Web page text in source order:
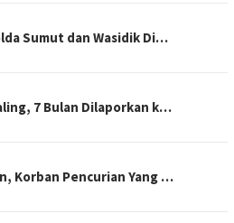
Sumut dan Wasidik Di…
7 Bulan Dilaporkan k…
Korban Pencurian Yang …